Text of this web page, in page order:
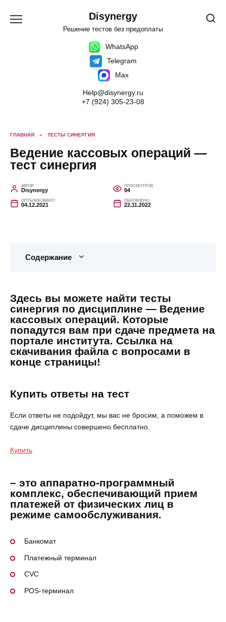
содержанию
Disynergy
Решение тестов без предоплаты
WhatsApp
Telegram
Max
Help@disynergy.ru
+7 (924) 305-23-08
ГЛАВНАЯ » ТЕСТЫ СИНЕРГИЯ
Ведение кассовых операций —
тест синергия
АВТОР
Disynergy
ПРОСМОТРОВ
94
ОПУБЛИКОВАНО
04.12.2021
ОБНОВЛЕНО
22.11.2022
Содержание
Здесь вы можете найти тесты
синергия по дисциплине — Ведение
кассовых операций. Которые
попадутся вам при сдаче предмета на
портале института. Ссылка на
скачивания файла с вопросами в
конце страницы!
Купить ответы на тест
Если ответы не подойдут, мы вас не бросим, а поможем в
сдаче дисциплины совершено бесплатно.
Купить
– это аппаратно-программный
комплекс, обеспечивающий прием
платежей от физических лиц в
режиме самообслуживания.
Банкомат
Платежный терминал
СVС
РОS-терминал